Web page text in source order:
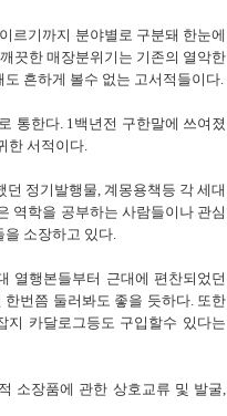
르기까지 분야별로 구분돼 한눈에
끗한 매장분위기는 기존의 열악한
흔하게 볼수 없는 고서적들이다.
통한다. 1백년전 구한말에 쓰여졌
한 서적이다.
정기발행물, 계몽용책등 각 세대
역학을 공부하는 사람들이나 관심
을 소장하고 있다.
열행본들부터 근대에 편찬되었던
번쯤 둘러봐도 좋을 듯하다. 또한
지 카달로그등도 구입할수 있다는
소장품에 관한 상호교류 및 발굴,